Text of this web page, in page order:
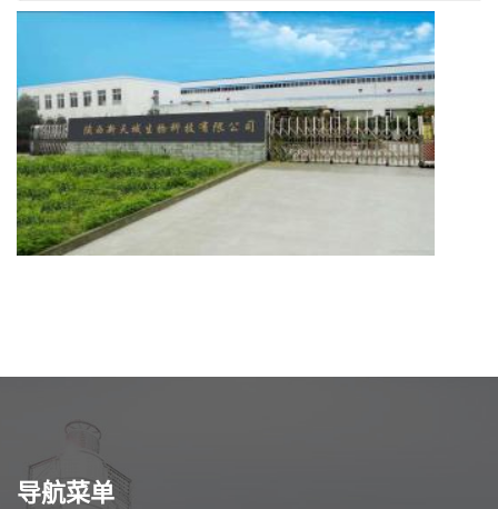
导航菜单